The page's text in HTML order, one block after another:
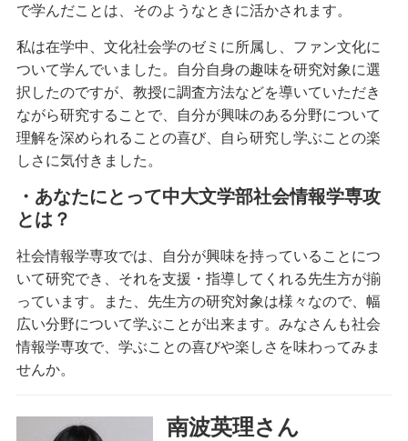
で学んだことは、そのようなときに活かされます。
私は在学中、文化社会学のゼミに所属し、ファン文化に
ついて学んでいました。自分自身の趣味を研究対象に選
択したのですが、教授に調査方法などを導いていただき
ながら研究することで、自分が興味のある分野について
理解を深められることの喜び、自ら研究し学ぶことの楽
しさに気付きました。
・あなたにとって中大文学部社会情報学専攻
とは？
社会情報学専攻では、自分が興味を持っていることにつ
いて研究でき、それを支援・指導してくれる先生方が揃
っています。また、先生方の研究対象は様々なので、幅
広い分野について学ぶことが出来ます。みなさんも社会
情報学専攻で、学ぶことの喜びや楽しさを味わってみま
せんか。
南波英理さん